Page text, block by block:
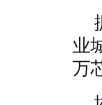
业
万